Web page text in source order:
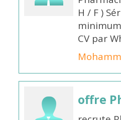
H / F )
CV par
offre